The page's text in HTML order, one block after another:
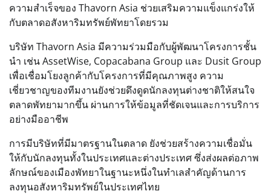
ความสำเร็จของ Thavorn Asia ช่วยเสริมความแข็งแกร่งให้
กับตลาดอสังหาริมทรัพย์พัทยาโดยรวม
บริษัท Thavorn Asia มีความร่วมมือกับผู้พัฒนาโครงการชั้น
นำ เช่น AssetWise, Copacabana Group และ Dusit Group
เพื่อเชื่อมโยงลูกค้ากับโครงการที่มีคุณภาพสูง ความ
เชี่ยวชาญของทีมงานยังช่วยดึงดูดนักลงทุนต่างชาติให้สนใจ
ตลาดพัทยามากขึ้น ผ่านการให้ข้อมูลที่ชัดเจนและการบริการ
อย่างมืออาชีพ
การมีบริษัทที่มีมาตรฐานในตลาด ยังช่วยสร้างความเชื่อมั่น
ให้กับนักลงทุนทั้งในประเทศและต่างประเทศ ซึ่งส่งผลต่อภาพ
ลักษณ์ของเมืองพัทยาในฐานะหนึ่งในทำเลสำคัญด้านการ
ลงทุนอสังหาริมทรัพย์ในประเทศไทย